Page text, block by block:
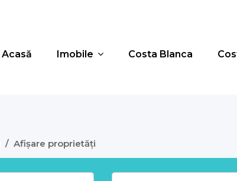
Acasă Imobile Costa Blanca
/ Afișare proprietăți